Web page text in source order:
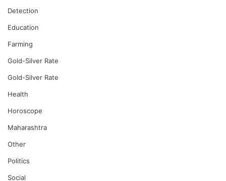
Detection
Education
Farming
Gold-Silver Rate
Gold-Silver Rate
Health
Horoscope
Maharashtra
Other
Politics
Social